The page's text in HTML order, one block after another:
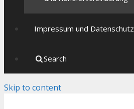
Impressum und Datenschutz
Search
Skip to content